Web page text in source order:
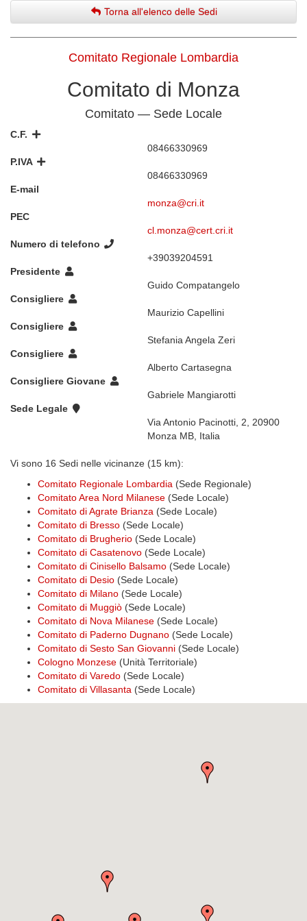
Torna all'elenco delle Sedi
Comitato Regionale Lombardia
Comitato di Monza
Comitato — Sede Locale
C.F.
08466330969
P.IVA
08466330969
E-mail
monza@cri.it
PEC
cl.monza@cert.cri.it
Numero di telefono
+39039204591
Presidente
Guido Compatangelo
Consigliere
Maurizio Capellini
Consigliere
Stefania Angela Zeri
Consigliere
Alberto Cartasegna
Consigliere Giovane
Gabriele Mangiarotti
Sede Legale
Via Antonio Pacinotti, 2, 20900
Monza MB, Italia
Vi sono 16 Sedi nelle vicinanze (15 km):
Comitato Regionale Lombardia (Sede Regionale)
Comitato Area Nord Milanese (Sede Locale)
Comitato di Agrate Brianza (Sede Locale)
Comitato di Bresso (Sede Locale)
Comitato di Brugherio (Sede Locale)
Comitato di Casatenovo (Sede Locale)
Comitato di Cinisello Balsamo (Sede Locale)
Comitato di Desio (Sede Locale)
Comitato di Milano (Sede Locale)
Comitato di Muggiò (Sede Locale)
Comitato di Nova Milanese (Sede Locale)
Comitato di Paderno Dugnano (Sede Locale)
Comitato di Sesto San Giovanni (Sede Locale)
Cologno Monzese (Unità Territoriale)
Comitato di Varedo (Sede Locale)
Comitato di Villasanta (Sede Locale)